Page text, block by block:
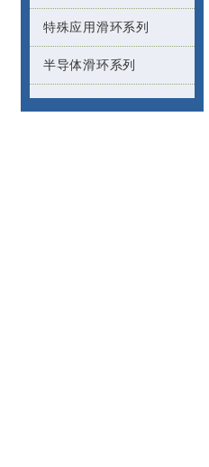
特殊应用滑环系列
半导体滑环系列